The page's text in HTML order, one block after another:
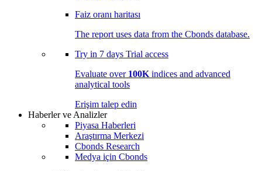
Faiz oranı haritası
The report uses data from the Cbonds database.
Try in 7 days Trial access
Evaluate over 100K indices and advanced
analytical tools
Erişim talep edin
Haberler ve Analizler
Piyasa Haberleri
Araştırma Merkezi
Cbonds Research
Medya için Cbonds